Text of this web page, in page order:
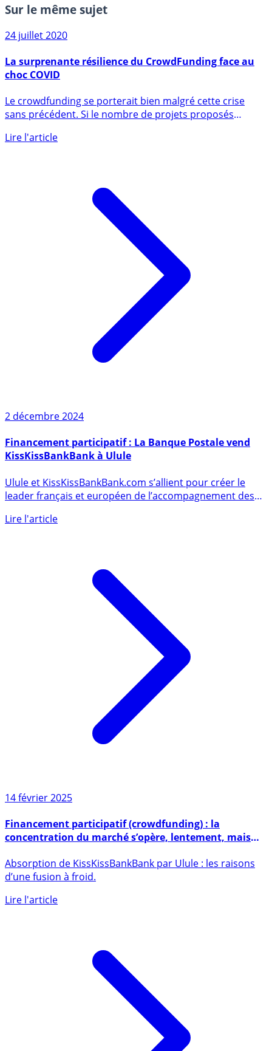
Sur le même sujet
La surprenante résilience du CrowdFunding face au
Le crowdfunding se porterait bien malgré cette crise
sans précédent. Si le nombre de projets proposés
semble être (...)
Financement participatif : La Banque Postale vend
Ulule et KissKissBankBank.com s’allient pour créer le
leader français et européen de l’accompagnement des
créateurs et (...)
Financement participatif (crowdfunding) : la
surement
Absorption de KissKissBankBank par Ulule : les raisons
d’une fusion à froid.